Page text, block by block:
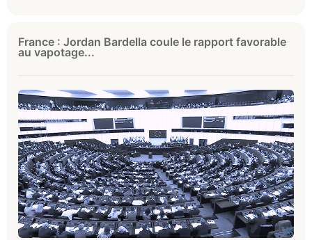
France : Jordan Bardella coule le rapport favorable
au vapotage...